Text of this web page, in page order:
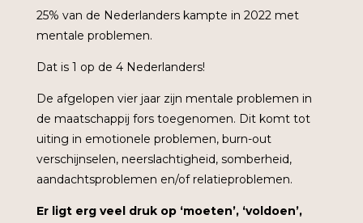
25% van de Nederlanders kampte in 2022 met
mentale problemen.
Dat is 1 op de 4 Nederlanders!
De afgelopen vier jaar zijn mentale problemen in
de maatschappij fors toegenomen. Dit komt tot
uiting in emotionele problemen, burn-out
verschijnselen, neerslachtigheid, somberheid,
aandachtsproblemen en/of relatieproblemen.
Er ligt erg veel druk op ‘moeten’, ‘voldoen’,